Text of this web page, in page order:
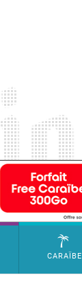
Bannière
CARAÏBE